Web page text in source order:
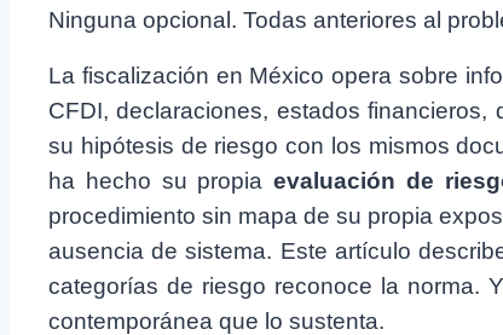
Ninguna opcional. Todas anteriores al
La fiscalización en México opera sobre
CFDI, declaraciones, estados
su hipótesis de riesgo con los mismos
ha hecho su propiaevaluación de
procedimiento sin mapa de su propia
ausencia de sistema. Este artículo
categorías de riesgo reconoce la norma.
contemporánea que lo sustenta.